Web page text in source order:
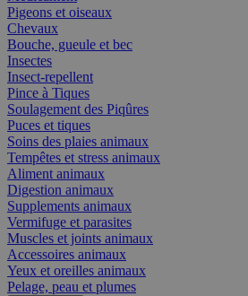
Pigeons et oiseaux
Chevaux
Bouche, gueule et bec
Insectes
Insect-repellent
Pince à Tiques
Soulagement des Piqûres
Puces et tiques
Soins des plaies animaux
Tempêtes et stress animaux
Aliment animaux
Digestion animaux
Supplements animaux
Vermifuge et parasites
Muscles et joints animaux
Accessoires animaux
Yeux et oreilles animaux
Pelage, peau et plumes